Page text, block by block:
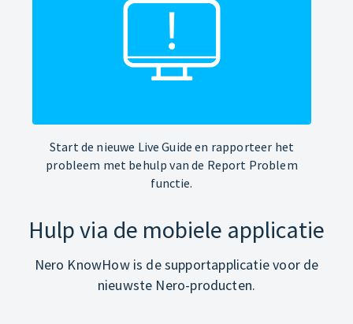
Start de nieuwe Live Guide en rapporteer het
probleem met behulp van de Report Problem
functie.
Hulp via de mobiele applicatie
Nero KnowHow is de supportapplicatie voor de
nieuwste Nero-producten.